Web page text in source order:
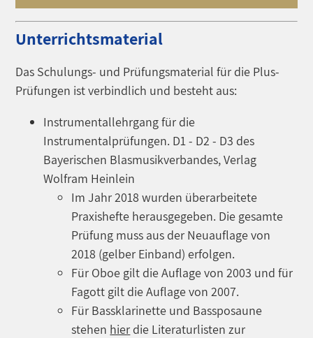
Unterrichtsmaterial
Das Schulungs- und Prüfungsmaterial für die Plus-
Prüfungen ist verbindlich und besteht aus:
Instrumentallehrgang für die
Instrumentalprüfungen. D1 - D2 - D3 des
Bayerischen Blasmusikverbandes, Verlag
Wolfram Heinlein
Im Jahr 2018 wurden überarbeitete
Praxishefte herausgegeben. Die gesamte
Prüfung muss aus der Neuauflage von
2018 (gelber Einband) erfolgen.
Für Oboe gilt die Auflage von 2003 und für
Fagott gilt die Auflage von 2007.
Für Bassklarinette und Bassposaune
stehen hier die Literaturlisten zur